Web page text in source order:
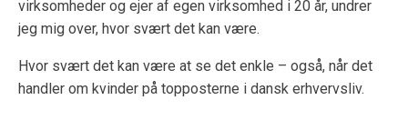
virksomheder og ejer af egen virksomhed i 20 år, undrer
jeg mig over, hvor svært det kan være.
Hvor svært det kan være at se det enkle – også, når det
handler om kvinder på topposterne i dansk erhvervsliv.